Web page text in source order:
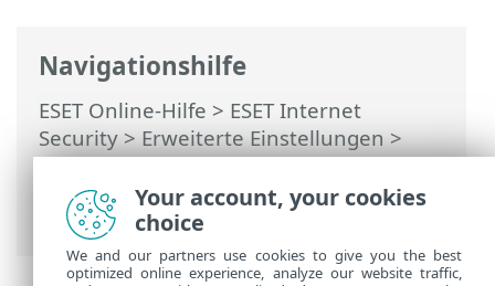
Navigationshilfe
ESET Online-Hilfe > ESET Internet
Security>Erweiterte Einstellungen>
Schutzfunktionen>
Netzwerkzugriffsschutz>Firewall>
Trainingsmodus
Your account, your cookies
choice
We and our partners use cookies to give you the best
optimized online experience, analyze our website traffic,